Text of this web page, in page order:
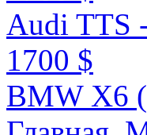
Audi TTS
1700 $
BMW X6